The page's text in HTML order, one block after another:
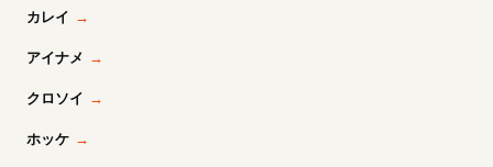
カレイ
アイナメ
クロソイ
ホッケ